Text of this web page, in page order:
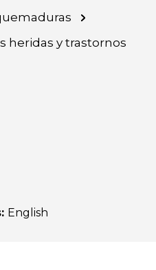
heridas y trastornos
: English